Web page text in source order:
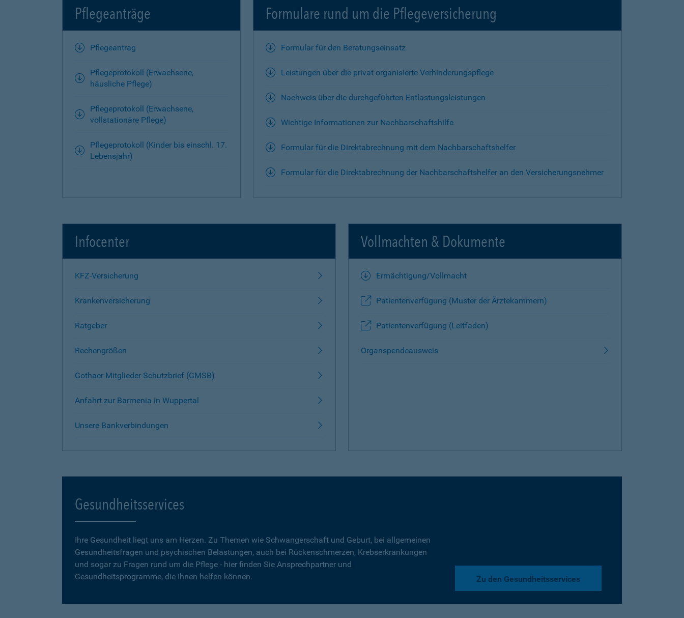
Pflegeanträge
Pflegeantrag
Pflegeprotokoll (Erwachsene,
häusliche Pflege)
Pflegeprotokoll (Erwachsene,
vollstationäre Pflege)
Pflegeprotokoll (Kinder bis einschl. 17.
Lebensjahr)
Formulare rund um die Pflegeversicherung
Formular für den Beratungseinsatz
Leistungen über die privat organisierte Verhinderungspflege
Nachweis über die durchgeführten Entlastungsleistungen
Wichtige Informationen zur Nachbarschaftshilfe
Formular für die Direktabrechnung mit dem Nachbarschaftshelfer
Formular für die Direktabrechnung der Nachbarschaftshelfer an den Versicherungsnehmer
Infocenter
KFZ-Versicherung
Krankenversicherung
Ratgeber
Rechengrößen
Gothaer Mitglieder-Schutzbrief (GMSB)
Anfahrt zur Barmenia in Wuppertal
Unsere Bankverbindungen
Vollmachten & Dokumente
Ermächtigung/Vollmacht
Patientenverfügung (Muster der Ärztekammern)
Patientenverfügung (Leitfaden)
Organspendeausweis
Gesundheitsservices
Ihre Gesundheit liegt uns am Herzen. Zu Themen wie Schwangerschaft und Geburt, bei allgemeinen
Gesundheitsfragen und psychischen Belastungen, auch bei Rückenschmerzen, Krebserkrankungen
und sogar zu Fragen rund um die Pflege - hier finden Sie Ansprechpartner und
Gesundheitsprogramme, die Ihnen helfen können.
Zu den Gesundheitsservices